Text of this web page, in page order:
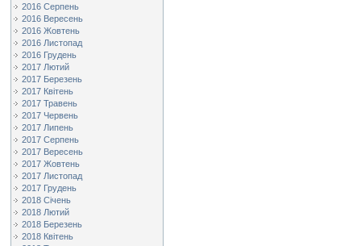
2016 Серпень
2016 Вересень
2016 Жовтень
2016 Листопад
2016 Грудень
2017 Лютий
2017 Березень
2017 Квітень
2017 Травень
2017 Червень
2017 Липень
2017 Серпень
2017 Вересень
2017 Жовтень
2017 Листопад
2017 Грудень
2018 Січень
2018 Лютий
2018 Березень
2018 Квітень